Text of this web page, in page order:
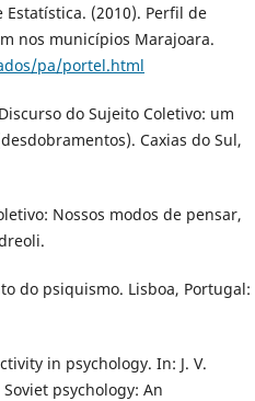
(2010). Perfil de
nos municípios Marajoara.
pa/portel.html
do Sujeito Coletivo: um
Caxias do Sul,
Nossos modos de pensar,
do psiquismo. Lisboa, Portugal:
in psychology. In: J. V.
psychology: An